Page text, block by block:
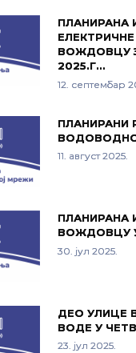
ВОЖДОВЦУ
2025.Г…
12. септембар
ПЛАНИРАНИ
11. август 2025.
ПЛАНИРАНА
ВОЖДОВЦУ У
30. јул 2025.
ДЕО УЛИЦЕ
ВОДЕ У
23. јул 2025.